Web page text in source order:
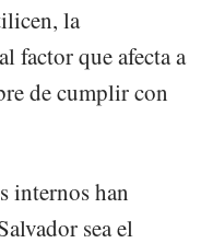
la
factor que afecta a
de cumplir con
internos han
sea el